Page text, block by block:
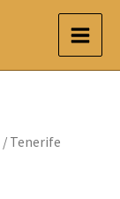
/ Tenerife